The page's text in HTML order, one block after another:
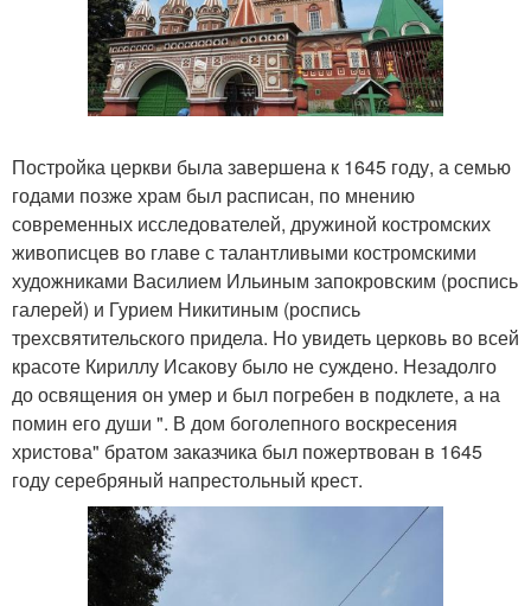
Постройка церкви была завершена к 1645 году, а семью
годами позже храм был расписан, по мнению
современных исследователей, дружиной костромских
живописцев во главе с талантливыми костромскими
художниками Василием Ильиным запокровским (роспись
галерей) и Гурием Никитиным (роспись
трехсвятительского придела. Но увидеть церковь во всей
красоте Кириллу Исакову было не суждено. Незадолго
до освящения он умер и был погребен в подклете, а на
помин его души ". В дом боголепного воскресения
христова" братом заказчика был пожертвован в 1645
году серебряный напрестольный крест.